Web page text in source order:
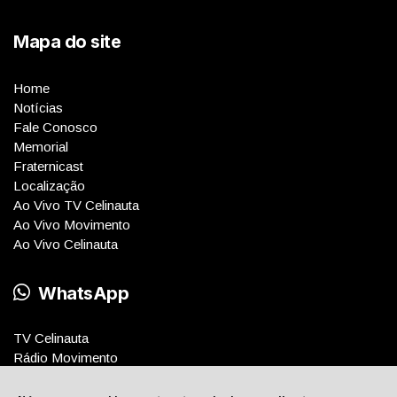
Mapa do site
Home
Notícias
Fale Conosco
Memorial
Fraternicast
Localização
Ao Vivo TV Celinauta
Ao Vivo Movimento
Ao Vivo Celinauta
WhatsApp
TV Celinauta
Rádio Movimento